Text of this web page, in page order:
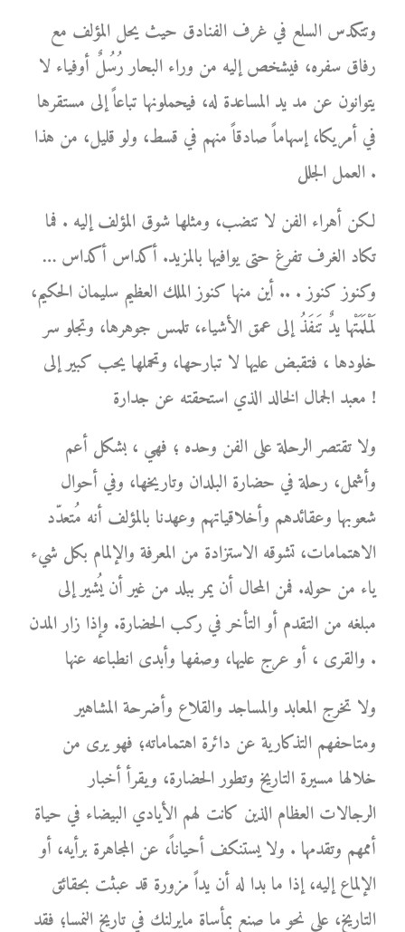
وتتكدس السلع في غرف الفنادق حيث يحل المؤلف مع
رفاق سفره، فيشخص إليه من وراء البحار رُسُلٌ أوفياء لا
يتوانون عن مد يد المساعدة له، فيحملونها تباعاً إلى مستقرها
في أمريكا، إسهاماً صادقاً منهم في قسط، ولو قليل، من هذا
العمل الجلل .
لكن أهراء الفن لا تنضب، ومثلها شوق المؤلف إليه . فما
تكاد الغرف تفرغ حتى يوافيها بالمزيد. أكداس أكداس …
وكنوز كنوز . .. أين منها كنوز الملك العظيم سليمان الحكيم،
لَمْلَمَتْها يدٌ تَنفَذُ إلى عمق الأشياء، تلمس جوهرها، وتجلو سر
خلودها ، فتقبض عليها لا تبارحها، وتحملها يحب كبير إلى
معبد الجمال الخالد الذي استحقته عن جدارة !
ولا تقتصر الرحلة على الفن وحده ؛ فهي ، بشكل أعم
وأشمل، رحلة في حضارة البلدان وتاريخها، وفي أحوال
شعوبها وعقائدهم وأخلاقياتهم وعهدنا بالمؤلف أنه مُتعدّد
الاهتمامات، تشوقه الاستزادة من المعرفة والإلمام بكل شيء
ياء من حوله. فمن المحال أن يمر ببلد من غير أن يُشير إلى
مبلغه من التقدم أو التأخر في ركب الحضارة. وإذا زار المدن
والقرى ، أو عرج عليها، وصفها وأبدى انطباعه عنها .
ولا تخرج المعابد والمساجد والقلاع وأضرحة المشاهير
ومتاحفهم التذكارية عن دائرة اهتماماته؛ فهو يرى من
خلالها مسيرة التاريخ وتطور الحضارة، ويقرأ أخبار
الرجالات العظام الذين كانت لهم الأيادي البيضاء في حياة
أممهم وتقدمها . ولا يستنكف أحياناً، عن المجاهرة برأيه، أو
الإلماع إليه، إذا ما بدا له أن يداً مزورة قد عبثت بحقائق
التاريخ، على نحو ما صنع بمأساة مايرلنك في تاريخ النمسا؛ فقد